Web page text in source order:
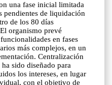
una fase inicial limitada
pendientes de liquidación
de los 80 días
organismo prevé
en fases
más complejos, en un
Centralización
sido diseñado para
los intereses, en lugar
con el objetivo de